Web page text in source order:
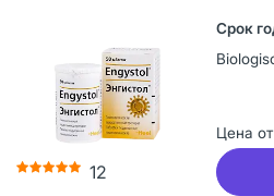
12
Цена от